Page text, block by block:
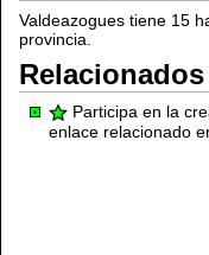
Valdeazogues tiene 15
provincia.
Relacionados
Participa en la
enlace relacionado